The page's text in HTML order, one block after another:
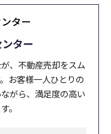
ター
、不動産売却をスム
お客様一人ひとりの
がら、満足度の高い
。